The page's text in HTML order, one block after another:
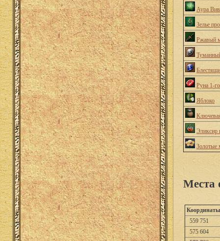
Аура
Зелье
Ржавый
Руна 1-
Яблоко
Эликсир
Золотые
Места
Координаты
559 751
575 604